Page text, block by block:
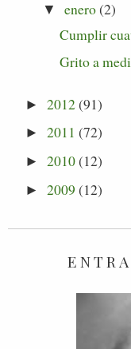
▼ enero(2)
Cumplir
Grito a
►2012(91)
►2011 (72)
►2010(12)
►2009 (12)